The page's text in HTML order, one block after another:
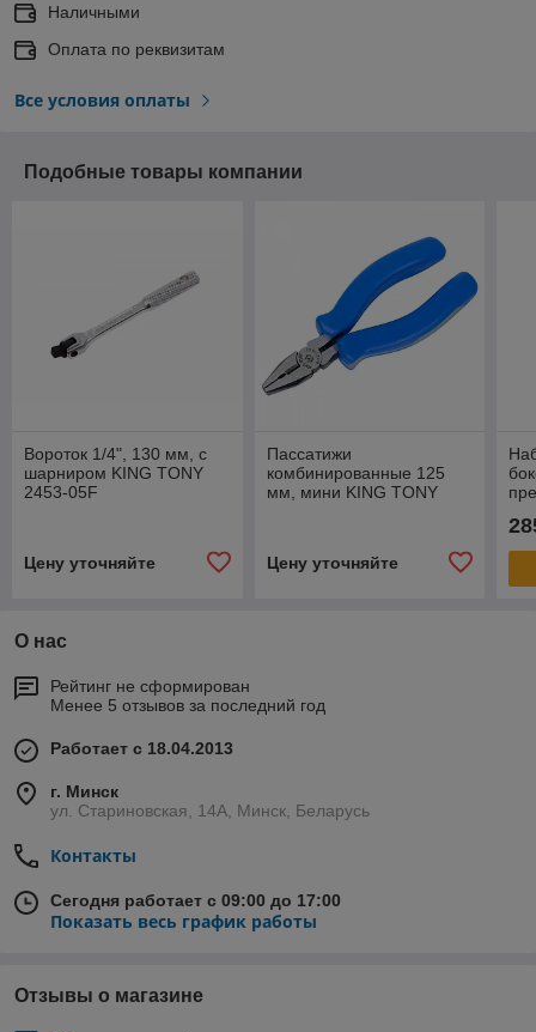
Наличными
Оплата по реквизитам
Все условия оплаты
Подобные товары компании
Вороток 1/4", 130 мм, с
шарниром KING TONY
2453-05F
Цену уточняйте
Пассатижи
комбинированные 125
мм, мини KING TONY
Цену уточняйте
О нас
Рейтинг не сформирован
Менее 5 отзывов за последний год
Работает с 18.04.2013
г. Минск
ул. Стариновская, 14А, Минск, Беларусь
Контакты
Сегодня работает с 09:00 до 17:00
Показать весь график работы
Отзывы о магазине